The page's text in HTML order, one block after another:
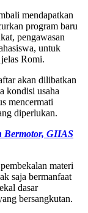
mendapatkan
program baru
pengawasan
untuk
Romi.
akan dilibatkan
kondisi usaha
mencermati
diperlukan.
Bermotor, GIIAS
materi
saja bermanfaat
dasar
bersangkutan.